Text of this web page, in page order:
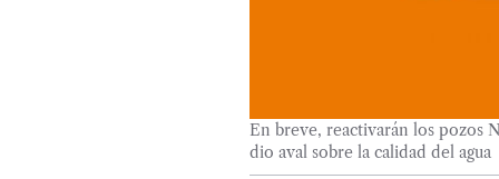
En breve, reactivarán los pozos
dio aval sobre la calidad del agua